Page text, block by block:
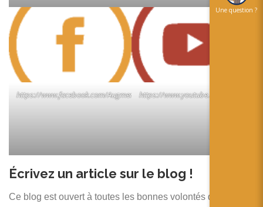
https://www.facebook.com/AugmentedRealityFr/https://www.youtube.com/channel/
Écrivez un article sur le blog !
Ce blog est ouvert à toutes les bonnes volontés qui se
Une question ?